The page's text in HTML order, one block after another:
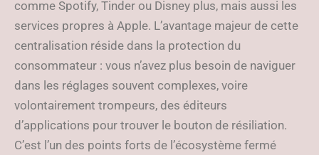
comme Spotify, Tinder ou Disney plus, mais aussi les
services propres à Apple. L’avantage majeur de cette
centralisation réside dans la protection du
consommateur : vous n’avez plus besoin de naviguer
dans les réglages souvent complexes, voire
volontairement trompeurs, des éditeurs
d’applications pour trouver le bouton de résiliation.
C’est l’un des points forts de l’écosystème fermé